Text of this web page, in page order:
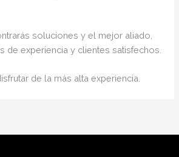
soluciones y el mejor aliado,
de experiencia y clientes satisfechos.
de la más alta experiencia.